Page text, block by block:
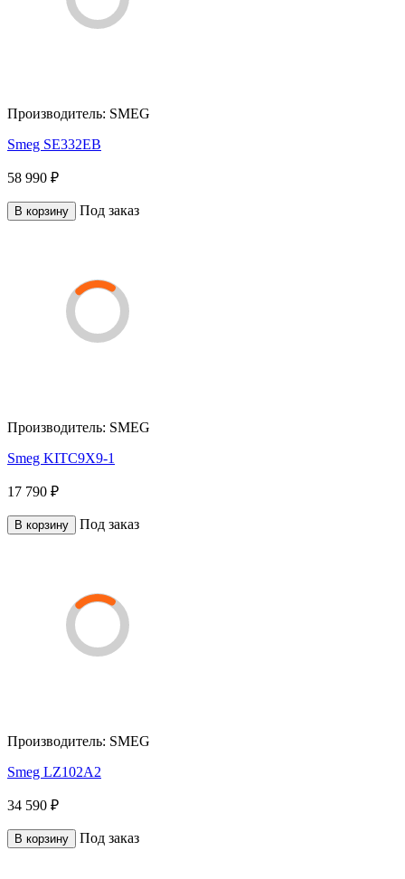
Производитель: SMEG
Smeg SE332EB
58 990 ₽
В корзину Под заказ
Производитель: SMEG
Smeg KITC9X9-1
17 790 ₽
В корзину Под заказ
Производитель: SMEG
Smeg LZ102A2
34 590 ₽
В корзину Под заказ